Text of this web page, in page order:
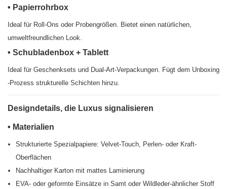
• Papierrohrbox
Ideal für Roll-Ons oder Probengrößen. Bietet einen natürlichen,
umweltfreundlichen Look.
• Schubladenbox + Tablett
Ideal für Geschenksets und Dual-Art-Verpackungen. Fügt dem Unboxing
-Prozess strukturelle Schichten hinzu.
Designdetails, die Luxus signalisieren
• Materialien
Strukturierte Spezialpapiere: Velvet-Touch, Perlen- oder Kraft-
Oberflächen
Nachhaltiger Karton mit mattes Laminierung
EVA- oder geformte Einsätze in Samt oder Wildleder-ähnlicher Stoff